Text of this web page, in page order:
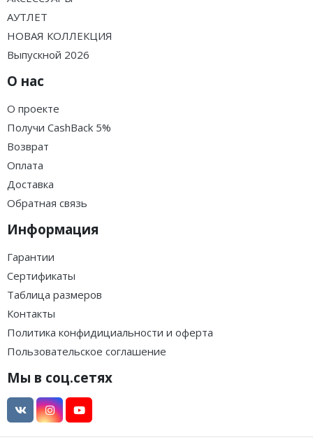
АУТЛЕТ
НОВАЯ КОЛЛЕКЦИЯ
Выпускной 2026
О нас
О проекте
Получи CashBack 5%
Возврат
Оплата
Доставка
Обратная связь
Информация
Гарантии
Сертификаты
Таблица размеров
Контакты
Политика конфидициальности и оферта
Пользовательское соглашение
Мы в соц.сетях